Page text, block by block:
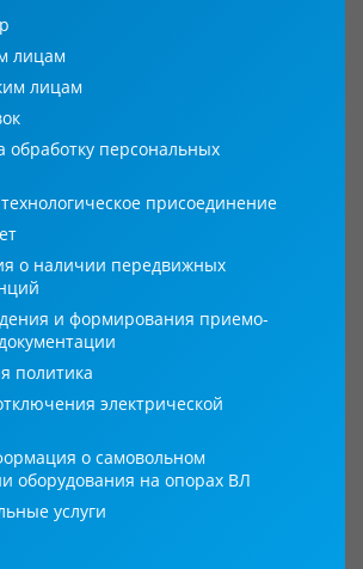
лицам
лицам
обработку персональных
присоединение
о наличии передвижных
и формирования приемо-
политика
электрической
о самовольном
оборудования на опорах ВЛ
услуги